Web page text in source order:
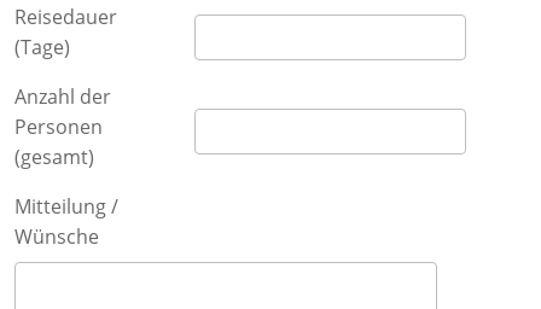
Reisedauer
(Tage)
Anzahl der
Personen
(gesamt)
Mitteilung /
Wünsche